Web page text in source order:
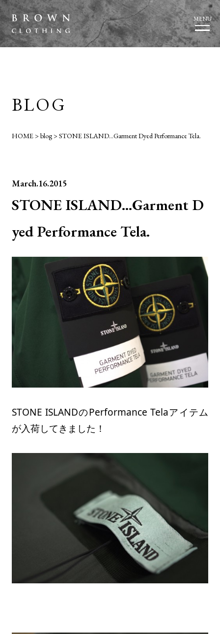
MENU
BLOG
HOME>blog>STONE ISLAND…Garment Dyed Performance Tela.
March.16.2015
STONE ISLAND…Garment D
yed Performance Tela.
STONE ISLANDのPerformance Telaアイテム
が入荷してきました！